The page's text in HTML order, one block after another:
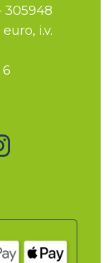
305948
i.v.